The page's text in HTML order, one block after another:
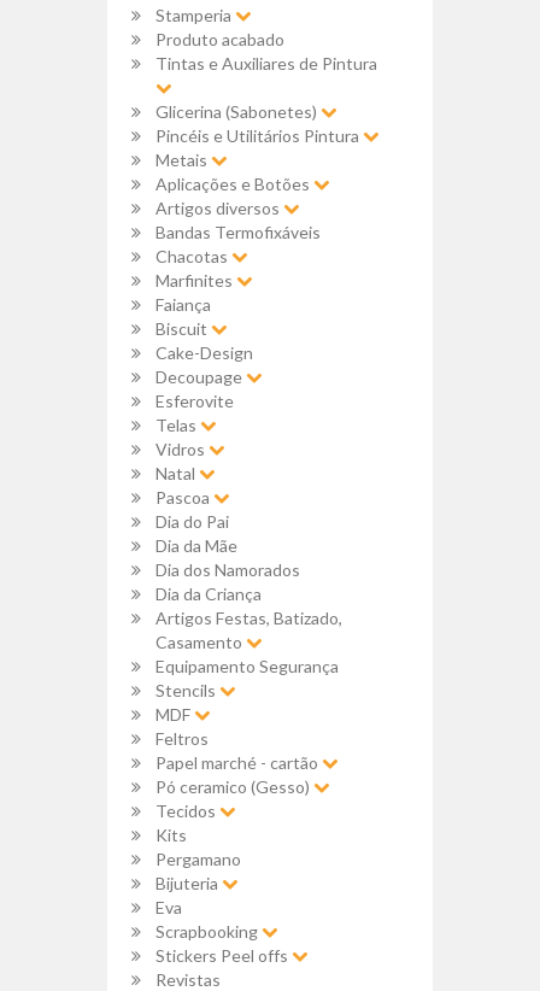
Stamperia
Produto acabado
Tintas e Auxiliares de Pintura
Glicerina (Sabonetes)
Pincéis e Utilitários Pintura
Metais
Aplicações e Botões
Artigos diversos
Bandas Termofixáveis
Chacotas
Marfinites
Faiança
Biscuit
Cake-Design
Decoupage
Esferovite
Telas
Vidros
Natal
Pascoa
Dia do Pai
Dia da Mãe
Dia dos Namorados
Dia da Criança
Artigos Festas, Batizado,
Casamento
Equipamento Segurança
Stencils
MDF
Feltros
Papel marché - cartão
Pó ceramico (Gesso)
Tecidos
Kits
Pergamano
Bijuteria
Eva
Scrapbooking
Stickers Peel offs
Revistas